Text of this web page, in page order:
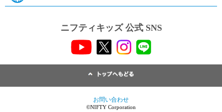
ニフティキッズ 公式 SNS
お問い合わせ
©NIFTY Corporation